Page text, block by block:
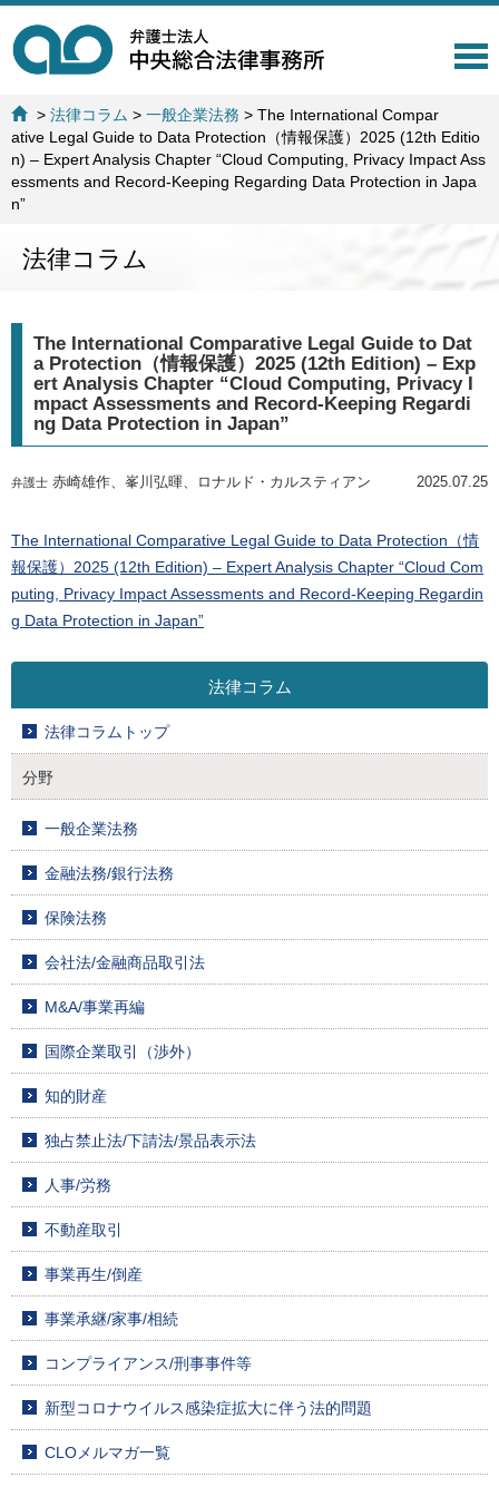
T
l
e
n
i
o
n
>法律コラム >一般企業法務 >The International Compar
ative Legal Guide to Data Protection（情報保護）2025 (12th Editio
n) – Expert Analysis Chapter “Cloud Computing, Privacy Impact Ass
essments and Record-Keeping Regarding Data Protection in Japa
n”
法律コラム
The International Comparative Legal Guide to Dat
a Protection（情報保護）2025 (12th Edition) – Exp
ert Analysis Chapter “Cloud Computing, Privacy I
mpact Assessments and Record-Keeping Regardi
ng Data Protection in Japan”
弁護士 赤崎雄作、峯川弘暉、ロナルド・カルスティアン 2025.07.25
The International Comparative Legal Guide to Data Protection（情
報保護）2025 (12th Edition) – Expert Analysis Chapter “Cloud Com
puting, Privacy Impact Assessments and Record-Keeping Regardin
g Data Protection in Japan”
法律コラム
法律コラムトップ
分野
一般企業法務
金融法務/銀行法務
保険法務
会社法/金融商品取引法
M&A/事業再編
国際企業取引（渉外）
知的財産
独占禁止法/下請法/景品表示法
人事/労務
不動産取引
事業再生/倒産
事業承継/家事/相続
コンプライアンス/刑事事件等
新型コロナウイルス感染症拡大に伴う法的問題
CLOメルマガ一覧